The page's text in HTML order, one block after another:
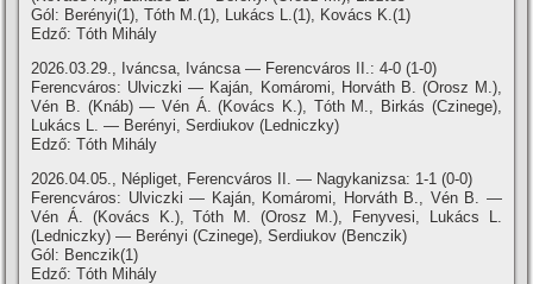
Gól: Berényi(1), Tóth M.(1), Lukács L.(1), Kovács K.(1)
Edző: Tóth Mihály
2026.03.29., Iváncsa, Iváncsa — Ferencváros II.: 4-0 (1-0)
Ferencváros: Ulviczki — Kaján, Komáromi, Horváth B. (Orosz M.),
Vén B. (Knáb) — Vén Á. (Kovács K.), Tóth M., Birkás (Czinege),
Lukács L. — Berényi, Serdiukov (Ledniczky)
Edző: Tóth Mihály
2026.04.05., Népliget, Ferencváros II. — Nagykanizsa: 1-1 (0-0)
Ferencváros: Ulviczki — Kaján, Komáromi, Horváth B., Vén B. —
Vén Á. (Kovács K.), Tóth M. (Orosz M.), Fenyvesi, Lukács L.
(Ledniczky) — Berényi (Czinege), Serdiukov (Benczik)
Gól: Benczik(1)
Edző: Tóth Mihály